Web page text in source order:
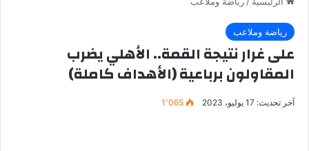
رياضة وملاعب
على غرار نتيجة القمة.. الأهلي يضرب
المقاولون برباعية (الأهداف كاملة)
آخر تحديث: 17 يوليو، 2023 1٬065